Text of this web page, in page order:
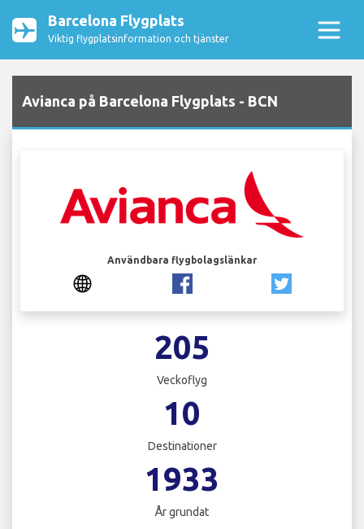
Barcelona Flygplats
Viktig flygplatsinformation och tjänster
Avianca på Barcelona Flygplats - BCN
Användbara flygbolagslänkar
205
Veckoflyg
10
Destinationer
1933
År grundat